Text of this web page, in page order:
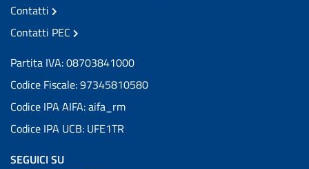
Contatti
Contatti PEC
Partita IVA: 08703841000
Codice Fiscale: 97345810580
Codice IPA AIFA: aifa_rm
Codice IPA UCB: UFE1TR
SEGUICI SU